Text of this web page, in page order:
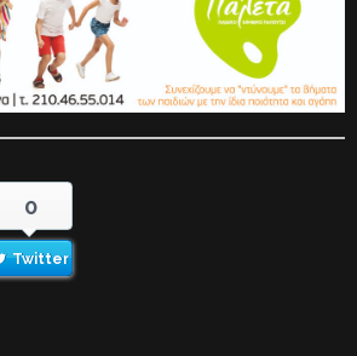
0
Twitter